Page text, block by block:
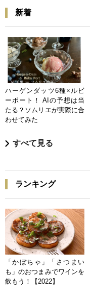
新着
ハーゲンダッツ6種×ルビ
ーポート！ AIの予想は当
たる？ソムリエが実際に合
わせてみた
すべて見る
ランキング
「かぼちゃ」「さつまい
も」のおつまみでワインを
飲もう！【2022】